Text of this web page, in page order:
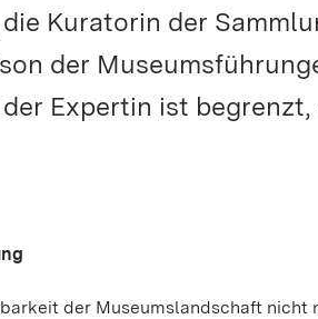
Kuratorin der
der
Expertin ist begrenzt,
der Museumslandschaft nicht